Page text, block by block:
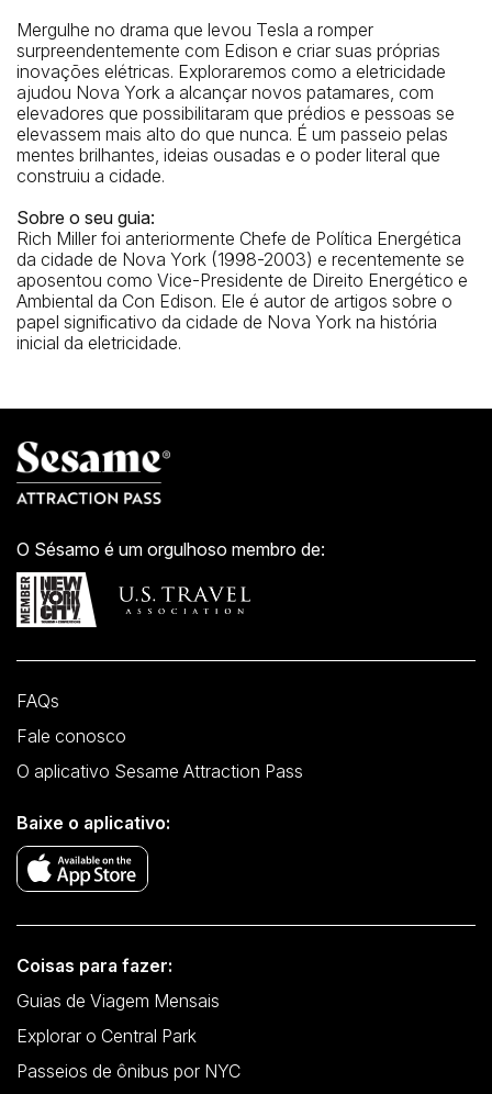
Mergulhe no drama que levou Tesla a romper
surpreendentemente com Edison e criar suas próprias
inovações elétricas. Exploraremos como a eletricidade
ajudou Nova York a alcançar novos patamares, com
elevadores que possibilitaram que prédios e pessoas se
elevassem mais alto do que nunca. É um passeio pelas
mentes brilhantes, ideias ousadas e o poder literal que
construiu a cidade.
Sobre o seu guia:
Rich Miller foi anteriormente Chefe de Política Energética
da cidade de Nova York (1998-2003) e recentemente se
aposentou como Vice-Presidente de Direito Energético e
Ambiental da Con Edison. Ele é autor de artigos sobre o
papel significativo da cidade de Nova York na história
inicial da eletricidade.
O Sésamo é um orgulhoso membro de:
FAQs
Fale conosco
O aplicativo Sesame Attraction Pass
Baixe o aplicativo:
Coisas para fazer:
Guias de Viagem Mensais
Explorar o Central Park
Passeios de ônibus por NYC